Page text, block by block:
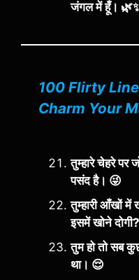
जंगल में हूँ।
100 Flirty
Charm Your
तुम्हारे चेहरे पर
पसंद है। 😜
तुम्हारी आँखों में
इसमें खोने
तुम हो तो सब
था। 😌